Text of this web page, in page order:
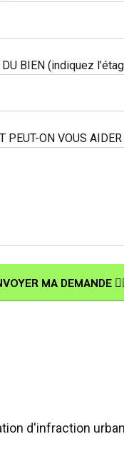
DU BIEN (indiquez
PEUT-ON VOUS AIDER
d'infraction